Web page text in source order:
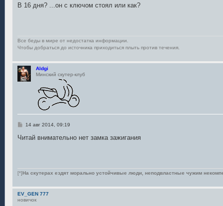
о
е
В 16 дня? ...он с ключом стоял или как?
Все беды в мире от недостатка информации.
Чтобы добраться до источника приходиться плыть против течения.
Aldgi
Минский скутер-клуб
С
о
е
14 авг 2014, 09:19
Читай внимательно нет замка зажигания
[*]На скутерах ездят морально устойчивые люди, неподвластные чужим
EV_GEN 777
новичок